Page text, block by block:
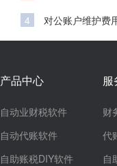
4 对公账户维护费
产品中心
自动业财税软件
自动代账软件
自助账税DIY软件
服
财
代
自